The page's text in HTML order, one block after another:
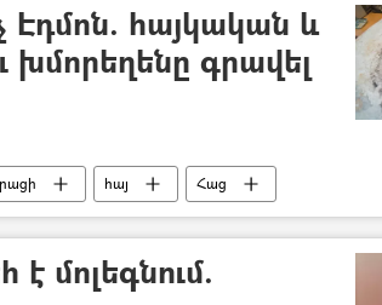
Էդմոն. հայկական և
գրավել
հայ Հաց
է մոլեգնում.